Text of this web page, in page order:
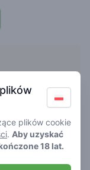
plików cookie
. Aby uzyskać
18 lat.